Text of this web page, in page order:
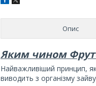
Опис
Яким чином
Найважливіший принцип,
виводить з організму